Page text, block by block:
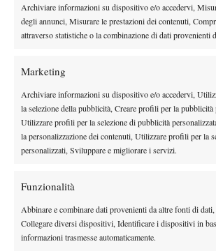
Archiviare informazioni su dispositivo e/o accedervi,
degli annunci, Misurare le prestazioni dei contenuti,
attraverso statistiche o la combinazione di dati provenienti
Marketing
Archiviare informazioni su dispositivo e/o accedervi,
la selezione della pubblicità, Creare profili per la pubblicità
Utilizzare profili per la selezione di pubblicità
la personalizzazione dei contenuti, Utilizzare profili per la
personalizzati, Sviluppare e migliorare i servizi.
Funzionalità
Abbinare e combinare dati provenienti da altre fonti di dati,
Collegare diversi dispositivi, Identificare i dispositivi in
informazioni trasmesse automaticamente.
avvicinato ancora Agassi
Atp News
Montreal, Merida supera
ai quarti: l’ascesa dello
Masters 1000 Montreal
sbatte su Shelton, avanza il
carica